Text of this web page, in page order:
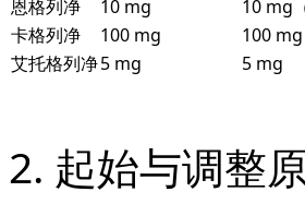
恩格列净
10 mg 10 mg
卡格列净
100 mg 100 mg
艾托格列净5 mg 5 mg
2. 起始与调整